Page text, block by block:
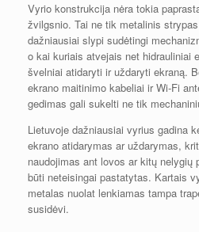
Vyrio konstrukcija nėra tokia
žvilgsnio. Tai ne tik metalinis
dažniausiai slypi sudėtingi
o kai kuriais atvejais net hidrauliniai
švelniai atidaryti ir uždaryti ekraną.
ekrano maitinimo kabeliai ir Wi-Fi
gedimas gali sukelti ne tik
Lietuvoje dažniausiai vyrius gadina
ekrano atidarymas ar uždarymas,
naudojimas ant lovos ar kitų nelygių
būti neteisingai pastatytas. Kartais
metalas nuolat lenkiamas tampa
susidėvi.